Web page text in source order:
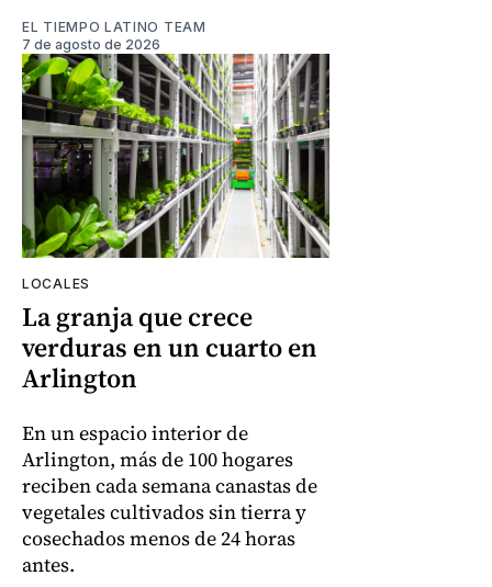
EL TIEMPO LATINO TEAM
7 de agosto de 2026
LOCALES
La granja que crece
verduras en un cuarto en
Arlington
En un espacio interior de
Arlington, más de 100 hogares
reciben cada semana canastas de
vegetales cultivados sin tierra y
cosechados menos de 24 horas
antes.